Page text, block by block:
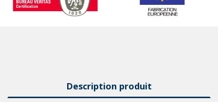
Description produit